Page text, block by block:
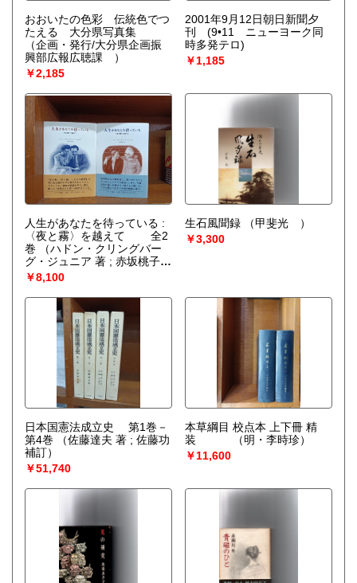
おおいたの色彩 伝統色でつ
たえる 大分県写真集
（企画・発行/大分県企画振
興部広報広聴課 ）
￥2,185
2001年9月12日朝日新聞夕
刊 (9•11 ニューヨーク同
時多発テロ)
￥1,185
人生があなたを待っている :
〈夜と霧〉を越えて 全2
巻
（ハドン・クリングバー
グ・ジュニア 著 ; 赤坂桃子
訳）
￥8,100
生石風聞録
（甲斐光 ）
￥3,300
日本国憲法成立史 第1巻－
第4巻
（佐藤達夫 著 ; 佐藤功
補訂）
￥51,740
本草綱目 校点本 上下冊 精
装
（明・李時珍）
￥11,600